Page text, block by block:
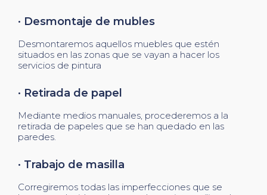
· Desmontaje de mubles
Desmontaremos aquellos muebles que estén
situados en las zonas que se vayan a hacer los
servicios de pintura
· Retirada de papel
Mediante medios manuales, procederemos a la
retirada de papeles que se han quedado en las
paredes.
· Trabajo de masilla
Corregiremos todas las imperfecciones que se